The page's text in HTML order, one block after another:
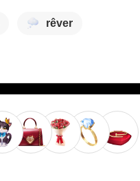
rêver